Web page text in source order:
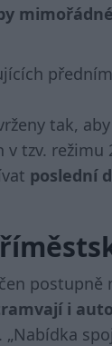
tak, aby
tzv. režimu
poslední
postupně
i